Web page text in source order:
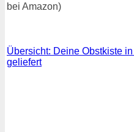
bei Amazon)
Übersicht: Deine Obstkiste
geliefert